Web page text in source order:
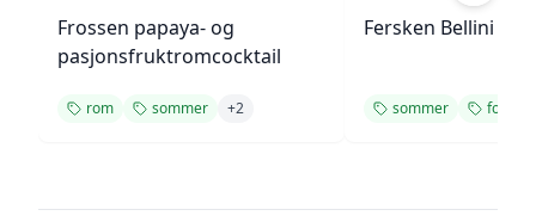
Frossen papaya- og
pasjonsfruktromcocktail
rom sommer +2
Fersken Bellini
sommer